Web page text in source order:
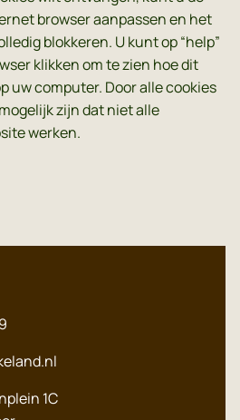
browser aanpassen en het
blokkeren. U kunt op “help”
klikken om te zien hoe dit
uw computer. Door alle cookies
zijn dat niet alle
werken.
1C